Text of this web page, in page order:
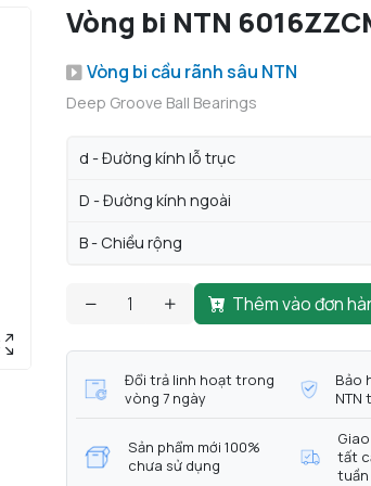
Vòng bi NTN
Vòng bi cầu rãnh sâu NTN
Deep Groove Ball Bearings
d - Đường kính lỗ trục
D - Đường kính ngoài
B - Chiều rộng
Thêm vào đơn
Đổi trả linh hoạt trong
vòng 7 ngày
Bảo
Sản phẩm mới 100%
chưa sử dụng
tất
tuần